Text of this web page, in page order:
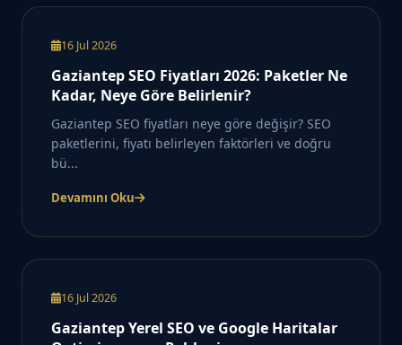
16 Jul 2026
Gaziantep SEO Fiyatları 2026: Paketler Ne
Kadar, Neye Göre Belirlenir?
Gaziantep SEO fiyatları neye göre değişir? SEO
paketlerini, fiyatı belirleyen faktörleri ve doğru
bü...
Devamını Oku
16 Jul 2026
Gaziantep Yerel SEO ve Google Haritalar